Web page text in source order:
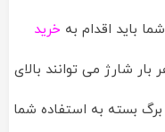
باید اقدام به خرید
بار شارژ می توانند بالای
1200 برگ چاپ را داشته باشند این 1200 برگ بسته به استفاده شما